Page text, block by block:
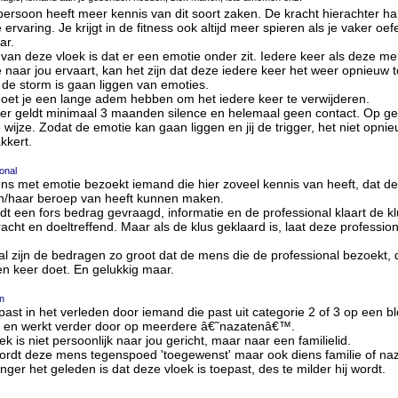
heeft meer kennis van dit soort zaken. De kracht hierachter
ervaring. Je krijgt in de fitness ook altijd meer spieren als je vaker
deze vloek is dat er een emotie onder zit. Iedere keer als deze
naar jou ervaart, kan het zijn dat deze iedere keer het weer opnieuw
storm is gaan liggen van emoties.
je een lange adem hebben om het iedere keer te verwijderen.
geldt minimaal 3 maanden silence en helemaal geen contact. Op
wijze. Zodat de emotie kan gaan liggen en jij de trigger, het niet
met emotie bezoekt iemand die hier zoveel kennis van heeft, dat
haar beroep van heeft kunnen maken.
een fors bedrag gevraagd, informatie en de professional klaart de
en doeltreffend. Maar als de klus geklaard is, laat deze
zijn de bedragen zo groot dat de mens die de professional bezoekt,
keer doet. En gelukkig maar.
in het verleden door iemand die past uit categorie 2 of 3 op een
en werkt verder door op meerdere â€˜nazatenâ€™.
is niet persoonlijk naar jou gericht, maar naar een familielid.
deze mens tegenspoed 'toegewenst' maar ook diens familie of
het geleden is dat deze vloek is toepast, des te milder hij wordt.